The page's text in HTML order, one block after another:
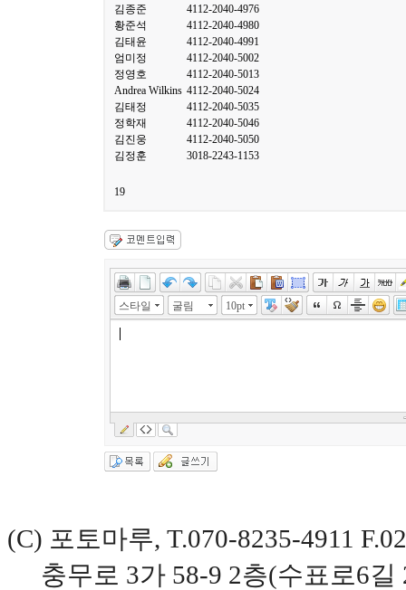
김종준
4112-2040-4976
황준석
4112-2040-4980
김태윤
4112-2040-4991
엄미정
4112-2040-5002
정영호
4112-2040-5013
Andrea Wilkins 4112-2040-5024
김태정
4112-2040-5035
정학재
4112-2040-5046
김진웅
4112-2040-5050
김정훈
3018-2243-1153
19
스타일 굴림 10pt
(C) 포토마루, T.070-8235-4911
충무로 3가 58-9 2층(수표로6